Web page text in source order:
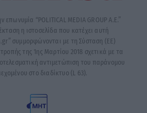
επωνυμία “POLITICAL MEDIA GROUP A.E.”
η ιστοσελίδα που κατέχει αυτή
συμμορφώνονται με τη Σύσταση (ΕΕ)
της 1ης Μαρτίου 2018 σχετικά με τα
αντιμετώπιση του παράνομου
στο διαδίκτυο (L 63).